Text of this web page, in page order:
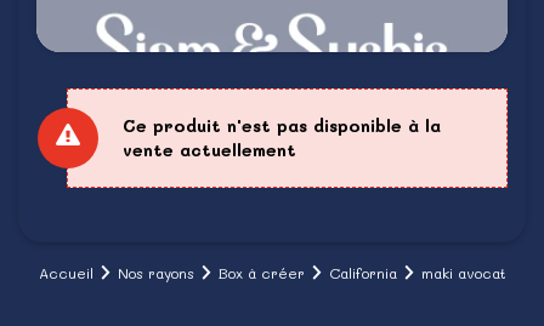
Ce produit n'est pas disponible à la
vente actuellement
Accueil Nos rayons Box à créer California maki avocat